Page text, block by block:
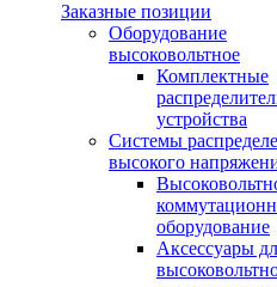
Заказные позиции
Оборудование
высоковольтное
Комплектные
устройства
Системы
высокого
оборудование
Аксессуары